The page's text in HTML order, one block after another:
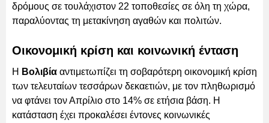
δρόμους σε τουλάχιστον 22 τοποθεσίες σε όλη τη χώρα,
παραλύοντας τη μετακίνηση αγαθών και πολιτών.
Οικονομική κρίση και κοινωνική ένταση
Η Βολιβία αντιμετωπίζει τη σοβαρότερη οικονομική κρίση
των τελευταίων τεσσάρων δεκαετιών, με τον πληθωρισμό
να φτάνει τον Απρίλιο στο 14% σε ετήσια βάση. Η
κατάσταση έχει προκαλέσει έντονες κοινωνικές